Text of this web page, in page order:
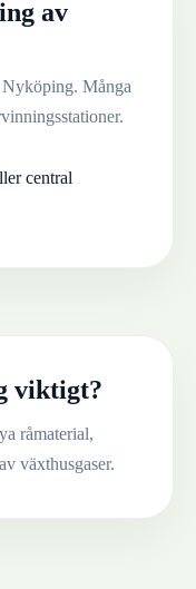
av
Nyköping. Många
central
viktigt?
råmaterial,
växthusgaser.